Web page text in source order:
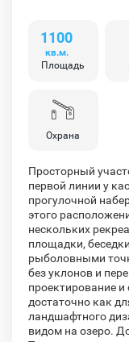
1100
кв.м.
Площадь
Охрана
Просторный
первой линии у
прогулочной
этого
нескольких
площадки,
рыболовными
без уклонов и
проектирование и
достаточно как
ландшафтного
видом на озеро.